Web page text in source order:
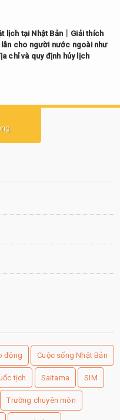
lịch tại Nhật Bản｜Giải thích
cho người nước ngoài như
chỉ và quy định hủy lịch
động Cuộc sống Nhật Bản
tịch Saitama SIM
Trường chuyên môn